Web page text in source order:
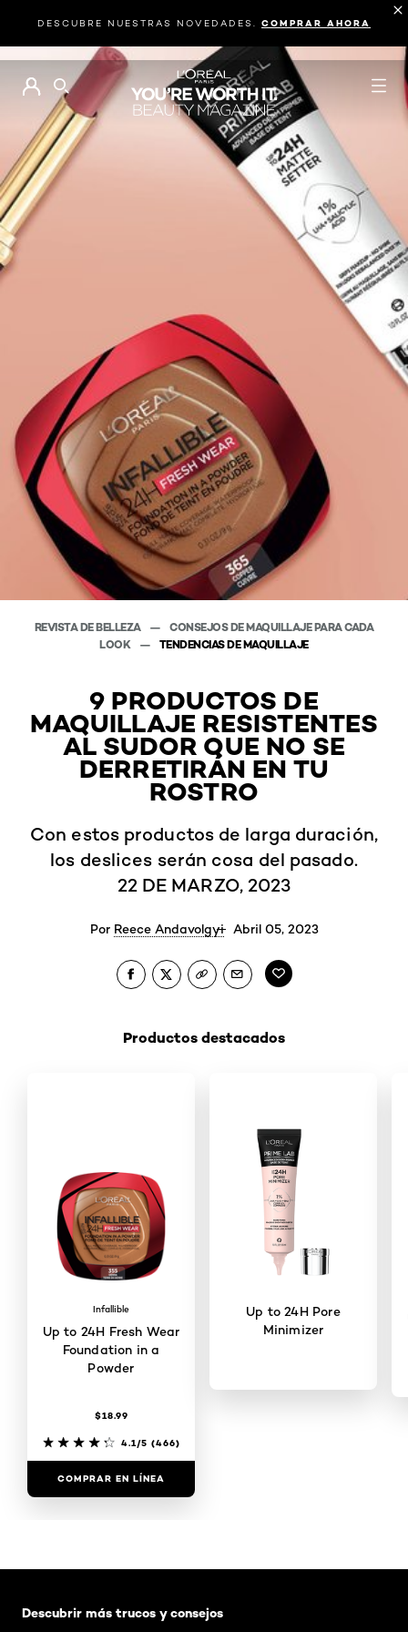
DESCUBRE NUESTRAS NOVEDADES. COMPRAR AHORA
BUSCAR
REVISTA DE BELLEZA
CONSEJOS DE MAQUILLAJE PARA CADA
LOOK
TENDENCIAS DE MAQUILLAJE
9 PRODUCTOS DE
MAQUILLAJE RESISTENTES
AL SUDOR QUE NO SE
DERRETIRÁN EN TU
ROSTRO
Con estos productos de larga duración,
los deslices serán cosa del pasado.
22 DE MARZO, 2023
Por Reece Andavolgyi Abril 05, 2023
Productos destacados
Infallible
Up to 24H Fresh Wear
Foundation in a
Powder
$18.99
4.1/5 (466)
COMPRAR EN LÍNEA
Up to 24H Pore
Minimizer
Descubrir más trucos y consejos